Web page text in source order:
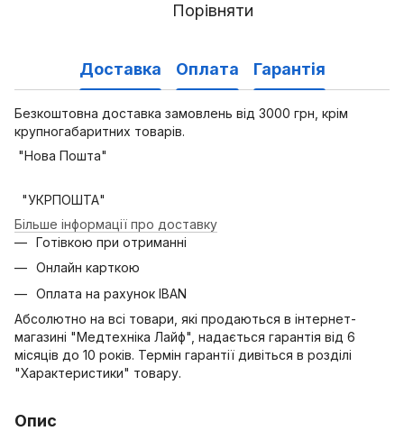
Порівняти
Доставка Оплата Гарантія
Безкоштовна доставка замовлень від 3000 грн, крім
крупногабаритних товарів.
"Нова Пошта"
"УКРПОШТА"
Більше інформації про доставку
Готівкою при отриманні
Онлайн карткою
Оплата на рахунок IBAN
Абсолютно на всі товари, які продаються в інтернет-
магазині "Медтехніка Лайф", надається гарантія від 6
місяців до 10 років. Термін гарантії дивіться в розділі
"Характеристики" товару.
Опис